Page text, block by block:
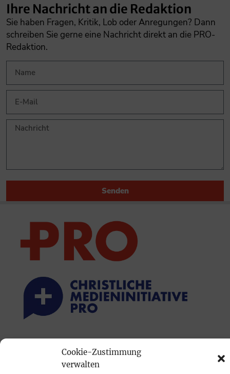
Cookie-Zustimmung
verwalten
Ihre Nachricht an die Redaktion
Sie haben Fragen, Kritik, Lob oder Anregungen? Dann
schreiben Sie gerne eine Nachricht direkt an die PRO-
Redaktion.
Senden
PRINTAUSGABE
Mediadaten